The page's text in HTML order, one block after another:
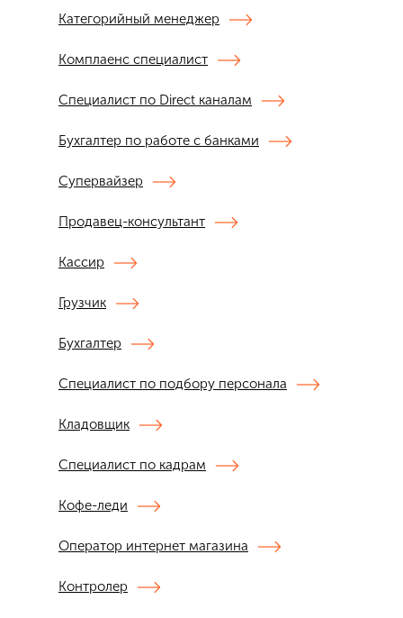
Категорийный менеджер
Комплаенс специалист
Специалист по Direct каналам
Бухгалтер по работе с банками
Супервайзер
Продавец-консультант
Кассир
Грузчик
Бухгалтер
Специалист по подбору персонала
Кладовщик
Специалист по кадрам
Кофе-леди
Оператор интернет магазина
Контролер